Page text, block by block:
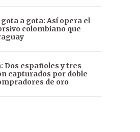
a gota: Así opera el
colombiano que
Dos españoles y tres
capturados por doble
de oro